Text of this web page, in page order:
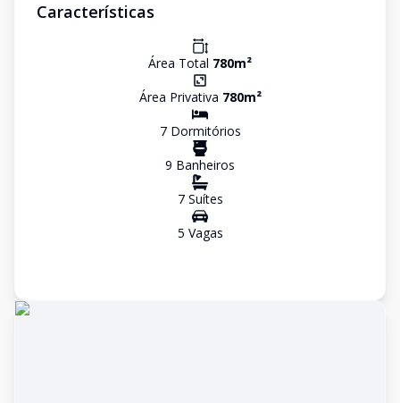
Características
Área Total 780m²
Área Privativa 780m²
7Dormitórios
9 Banheiros
7Suítes
5 Vagas